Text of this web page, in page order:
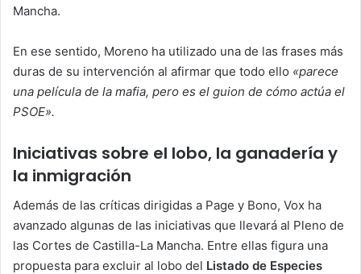
Mancha.
En ese sentido, Moreno ha utilizado una de las frases más
duras de su intervención al afirmar que todo ello «parece
una película de la mafia, pero es el guion de cómo actúa el
PSOE».
Iniciativas sobre el lobo, la ganadería y
la inmigración
Además de las críticas dirigidas a Page y Bono, Vox ha
avanzado algunas de las iniciativas que llevará al Pleno de
las Cortes de Castilla-La Mancha. Entre ellas figura una
propuesta para excluir al lobo del Listado de Especies